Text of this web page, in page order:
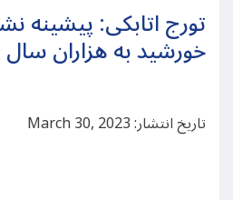
تورج اتابکی: پیشینه
خورشید به هزاران
تاریخ انتشار: March 30, 2023